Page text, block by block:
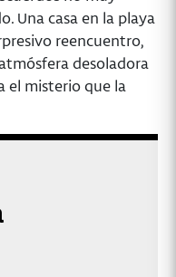
Una casa en la playa
reencuentro,
desoladora
el misterio que la